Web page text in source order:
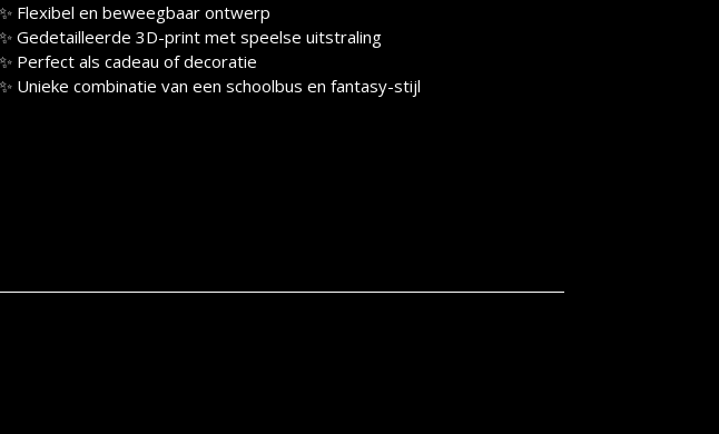
✨ Flexibel en beweegbaar ontwerp
✨ Gedetailleerde 3D-print met speelse uitstraling
✨ Perfect als cadeau of decoratie
✨ Unieke combinatie van een schoolbus en fantasy-stijl